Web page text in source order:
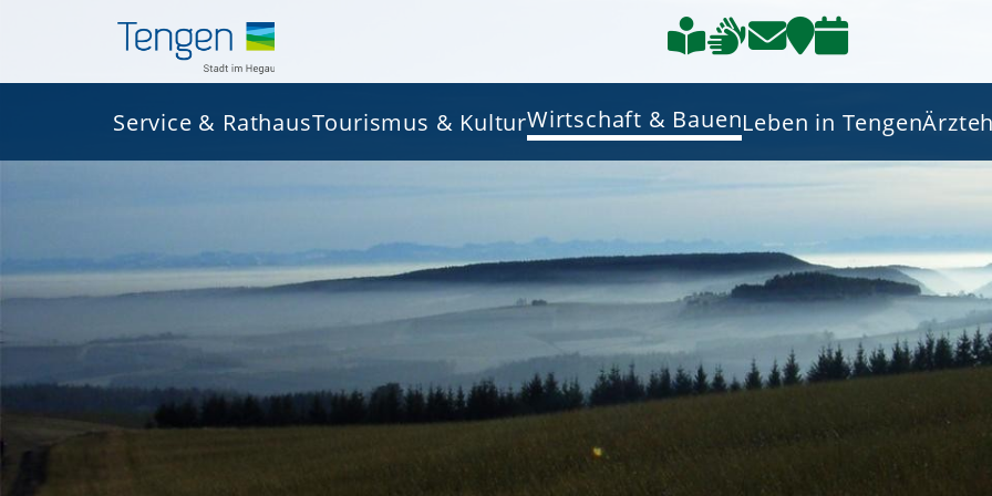
Service & RathausTourismus & KulturWirtschaft & BauenLeben in Tengen